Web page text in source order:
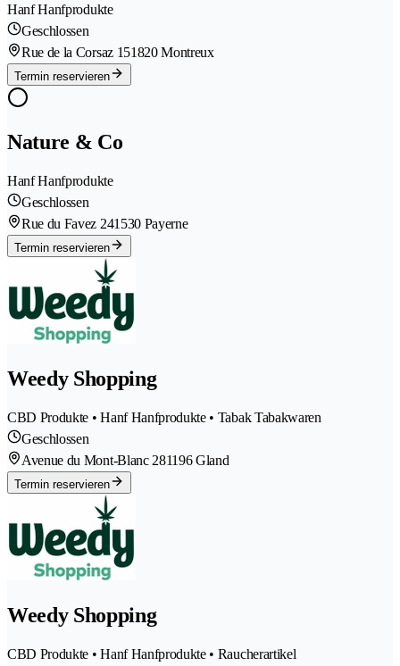
Hanf Hanfprodukte
Geschlossen
Rue de la Corsaz 151820 Montreux
Termin reservieren
Nature & Co
Hanf Hanfprodukte
Geschlossen
Rue du Favez 241530 Payerne
Termin reservieren
Weedy Shopping
CBD Produkte • Hanf Hanfprodukte • Tabak Tabakwaren
Geschlossen
Avenue du Mont-Blanc 281196 Gland
Termin reservieren
Weedy Shopping
CBD Produkte • Hanf Hanfprodukte • Raucherartikel